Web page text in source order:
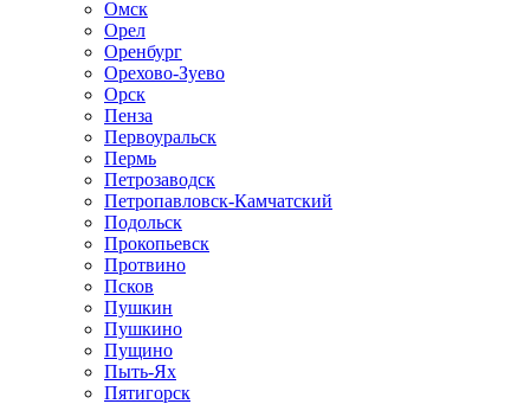
Омск
Орел
Оренбург
Орехово-Зуево
Орск
Пенза
Первоуральск
Пермь
Петрозаводск
Петропавловск-Камчатский
Подольск
Прокопьевск
Протвино
Псков
Пушкин
Пушкино
Пущино
Пыть-Ях
Пятигорск